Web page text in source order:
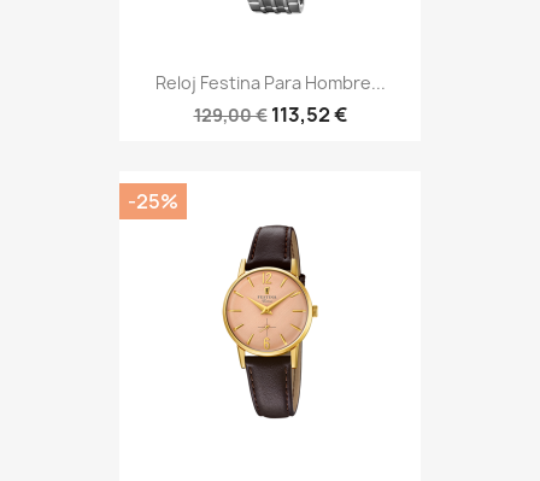
Reloj Festina Para Hombre...
129,00 € 113,52 €
-25%